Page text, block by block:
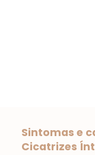
Sintomas e
Cicatrizes